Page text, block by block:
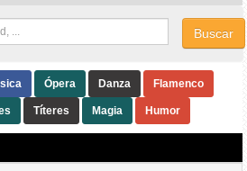
Buscar
Ópera Danza Flamenco
Títeres Magia Humor